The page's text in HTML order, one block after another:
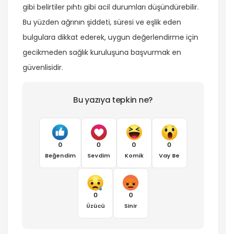
gibi belirtiler pıhtı gibi acil durumları düşündürebilir.
Bu yüzden ağrının şiddeti, süresi ve eşlik eden
bulgulara dikkat ederek, uygun değerlendirme için
gecikmeden sağlık kuruluşuna başvurmak en
güvenlisidir.
Bu yazıya tepkin ne?
0
Beğendim
0
Sevdim
0
Komik
0
Vay Be
0
Üzücü
0
Sinir